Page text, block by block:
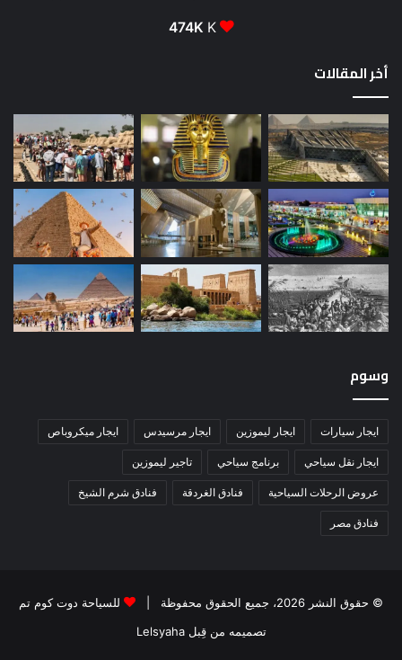
474K K
أخر المقالات
وسوم
ايجار سيارات ايجار ليموزين ايجار مرسيدس ايجار ميكروباص
ايجار نقل سياحي برنامج سياحي تاجير ليموزين
عروض الرحلات السياحية فنادق الغردقة فنادق شرم الشيخ
فنادق مصر
© حقوق النشر 2026، جميع الحقوق محفوظة |
للسياحة دوت كوم تم
تصميمه من قِبل Lelsyaha